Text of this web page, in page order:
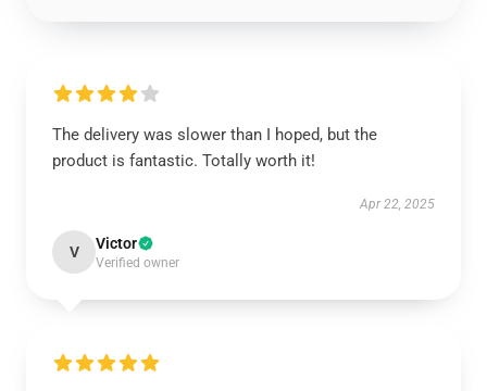
The delivery was slower than I hoped, but the
product is fantastic. Totally worth it!
Apr 22, 2025
V Victor
Verified owner